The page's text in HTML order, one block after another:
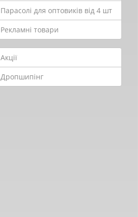
Парасолі для оптовиків від 4 шт
Рекламні товари
Акції
Дропшипінг